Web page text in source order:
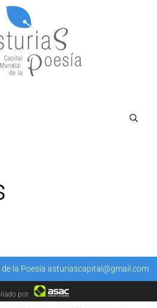
la Poesía asturiascapital@gmail.com
por